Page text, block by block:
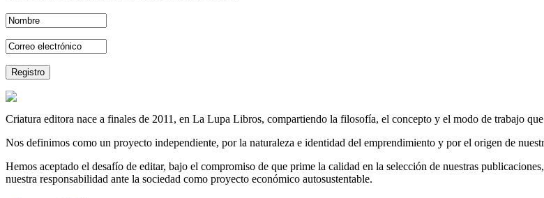
Criatura editora nace a finales de 2011, en La Lupa Libros, compartiendo la filosofía, el concepto y el modo de trabajo
Nos definimos como un proyecto independiente, por la naturaleza e identidad del emprendimiento y por el origen de
Hemos aceptado el desafío de editar, bajo el compromiso de que prime la calidad en la selección de nuestras
nuestra responsabilidad ante la sociedad como proyecto económico autosustentable.